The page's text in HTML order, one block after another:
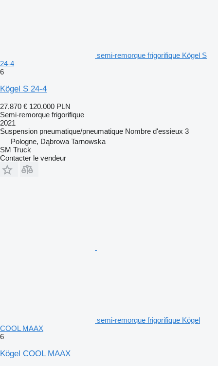
semi-remorque frigorifique Kögel S
24-4
6
Kögel S 24-4
27.870 € 120.000 PLN
Semi-remorque frigorifique
2021
Suspension pneumatique/pneumatique Nombre d'essieux 3
Pologne, Dąbrowa Tarnowska
SM Truck
Contacter le vendeur
semi-remorque frigorifique Kögel
COOL MAAX
6
Kögel COOL MAAX